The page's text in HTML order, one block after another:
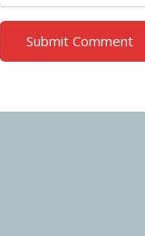
Submit Comment